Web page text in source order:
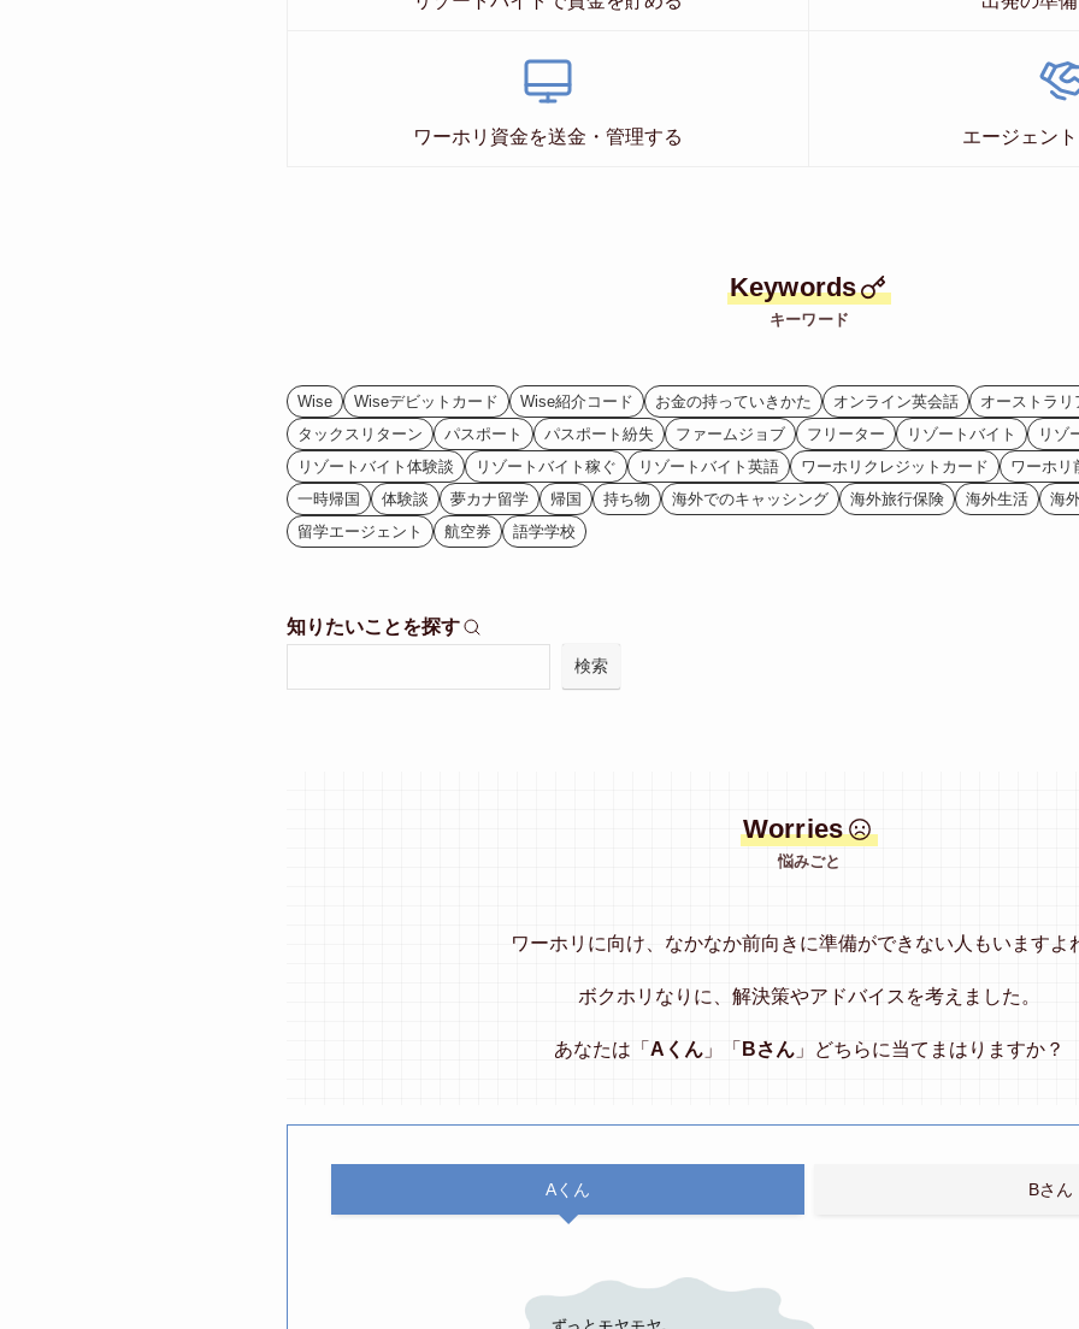
ワーホリ資金を送金・管理する エージェン
Keywords
キーワード
Wise Wiseデビットカード Wise紹介コード お金の持っていきかた オンライン英会話
オーストラリ
タックスリターン
パスポート パスポート紛失 ファームジョブ フリーター リゾートバイト
リゾ
リゾートバイト体験談
リゾートバイト稼ぐ リゾートバイト英語 ワーホリクレジットカード
ワーホリ
一時帰国
体験談 夢カナ留学 帰国 持ち物 海外でのキャッシング 海外旅行保険 海外生活
海
留学エージェント
航空券 語学学校
知りたいことを探す
検索
Worries
悩みごと
ワーホリに向け、なかなか前向きに準備ができない人もいますよ
ボクホリなりに、解決策やアドバイスを考えました。
あなたは「 Aくん 」「 Bさん 」どちらに当てまはりますか？
Aくん Bさん